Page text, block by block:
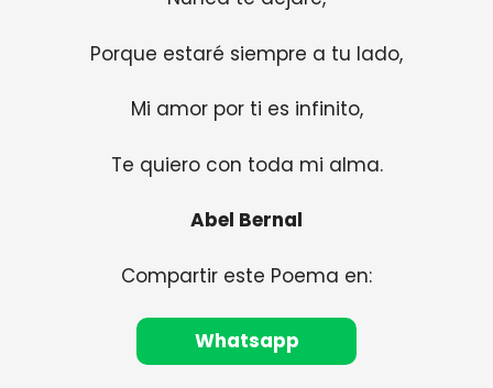
Porque estaré siempre a tu lado,
Mi amor por ti es infinito,
Te quiero con toda mi alma.
Abel Bernal
Compartir este Poema en:
Whatsapp